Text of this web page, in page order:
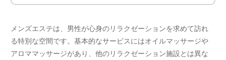
メンズエステは、男性が心身のリラクゼーションを求めて訪れ
る特別な空間です。基本的なサービスにはオイルマッサージや
アロママッサージがあり、他のリラクゼーション施設とは異な